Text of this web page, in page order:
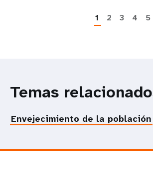
1 2 3 4 5
Temas
Envejecimiento de la población